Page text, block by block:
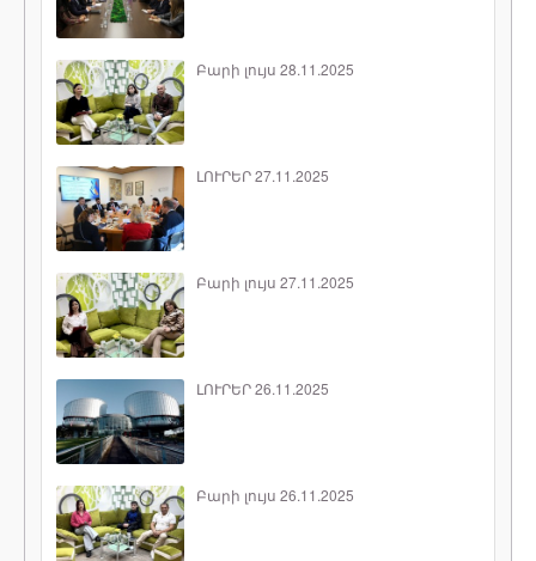
Բարի լույս 28.11.2025
ԼՈՒՐԵՐ 27.11.2025
Բարի լույս 27.11.2025
ԼՈՒՐԵՐ 26.11.2025
Բարի լույս 26.11.2025